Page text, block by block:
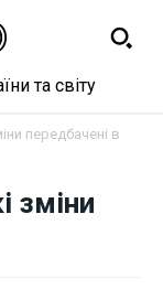
та світу
передбачені в
зміни